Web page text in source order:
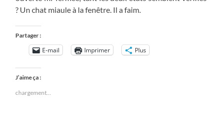
? Un chat miaule à la fenêtre. Il a faim.
Partager :
E-mail Imprimer Plus
J’aime ça :
chargement…